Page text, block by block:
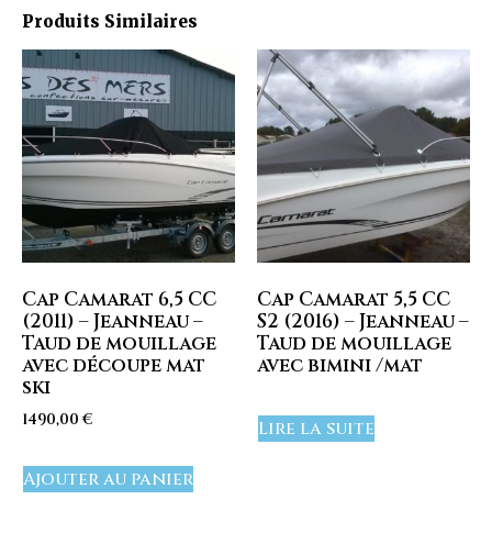
Produits Similaires
Cap Camarat 6,5 CC
(2011) – Jeanneau –
Taud de mouillage
avec découpe mat
ski
1490,00€
Ajouter au panier
Cap Camarat 5,5 CC
S2 (2016) – Jeanneau –
Taud de mouillage
avec bimini /mat
Lire la suite